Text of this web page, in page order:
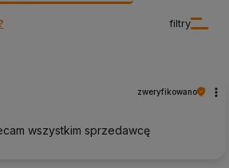
filtry
zweryfikowano
wszystkim sprzedawcę